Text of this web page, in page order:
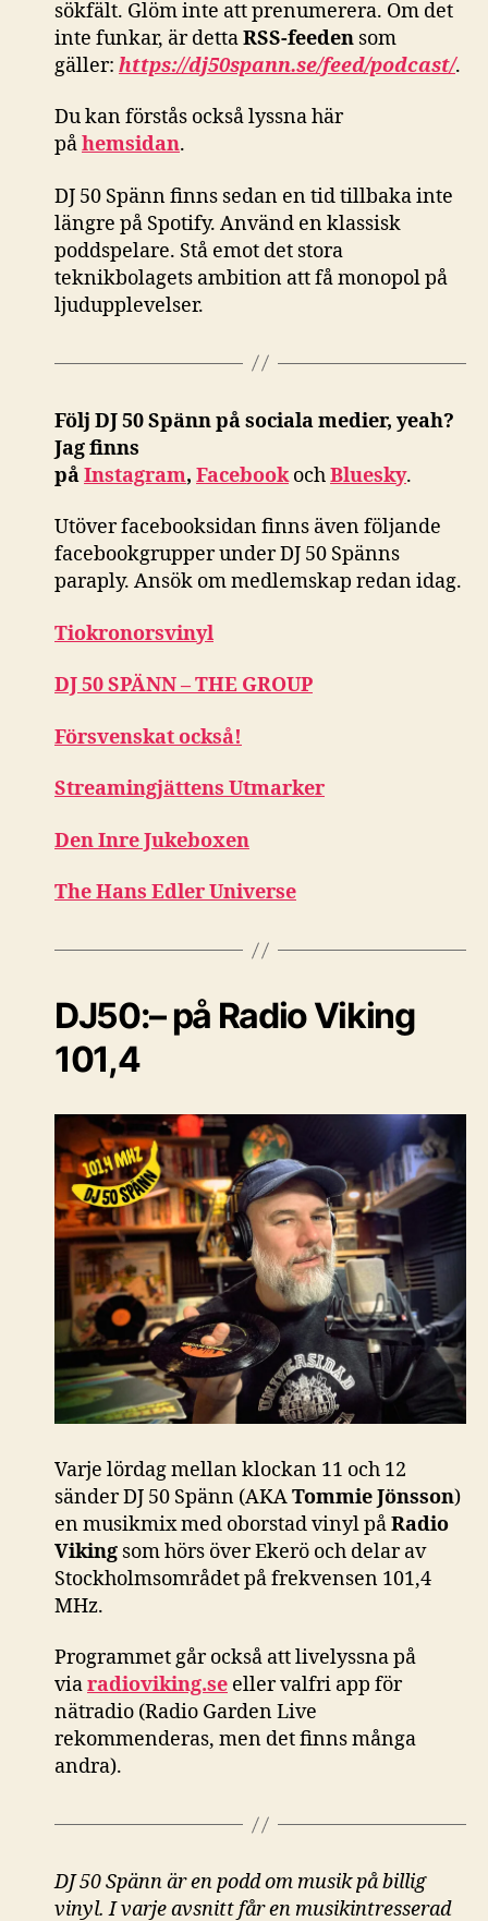
sökfält. Glöm inte att prenumerera. Om det
inte funkar, är dettaRSS-feeden som
gäller: https://dj50spann.se/feed/podcast/.
Du kan förstås ocksålyssna här
påhemsidan.
DJ 50 Spänn finns sedan en tid tillbaka inte
längre på Spotify. Använd en klassisk
poddspelare. Stå emot det stora
teknikbolagets ambition att få monopol på
ljudupplevelser.
Följ DJ 50 Spänn på sociala medier, yeah?
Jag finns
påInstagram, FacebookochBluesky.
Utöver facebooksidan finns även följande
facebookgrupper under DJ 50 Spänns
paraply. Ansök om medlemskap redan idag.
Tiokronorsvinyl
DJ 50 SPÄNN – THE GROUP
Försvenskat också!
Streamingjättens Utmarker
Den Inre Jukeboxen
The Hans Edler Universe
DJ50:– på Radio Viking
101,4
Varje lördag mellan klockan 11 och 12
sänder DJ 50 Spänn (AKATommie Jönsson)
en musikmix med oborstad vinyl påRadio
Viking som hörs över Ekerö och delar av
Stockholmsområdet på frekvensen 101,4
MHz.
Programmet går också att livelyssna på
viaradioviking.se eller valfri app för
nätradio (Radio Garden Live
rekommenderas, men det finns många
andra).
DJ 50 Spänn är en podd om musik på billig
vinyl. I varje avsnitt får en musikintresserad